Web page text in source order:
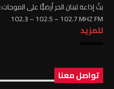
بثّ إذاعة لبنان الحر أرضيًّا على الموجات:
102.3 – 102.5 – 102.7 MHZ FM
للمزيد
تواصل معنا